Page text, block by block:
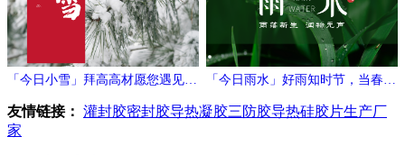
「今日小雪」拜高高材愿您遇见冬
日的温暖与期待！
「今日雨水」好雨知时节，当春乃
发生
友情链接： 灌封胶密封胶导热凝胶三防胶导热硅胶片生产厂
家